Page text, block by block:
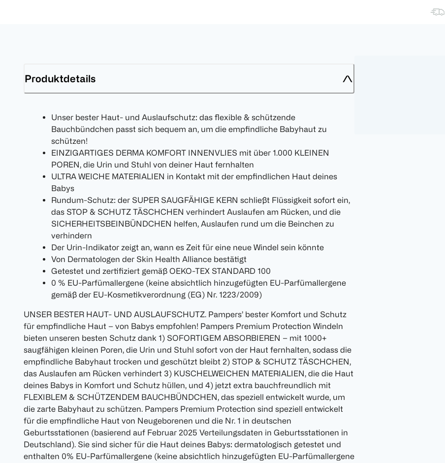
Produktdetails
Unser bester Haut- und Auslaufschutz: das flexible & schützende
Bauchbündchen passt sich bequem an, um die empfindliche Babyhaut zu
schützen!
EINZIGARTIGES DERMA KOMFORT INNENVLIES mit über 1.000 KLEINEN
POREN, die Urin und Stuhl von deiner Haut fernhalten
ULTRA WEICHE MATERIALIEN in Kontakt mit der empfindlichen Haut deines
Babys
Rundum-Schutz: der SUPER SAUGFÄHIGE KERN schließt Flüssigkeit sofort ein,
das STOP & SCHUTZ TÄSCHCHEN verhindert Auslaufen am Rücken, und die
SICHERHEITSBEINBÜNDCHEN helfen, Auslaufen rund um die Beinchen zu
verhindern
Der Urin-Indikator zeigt an, wann es Zeit für eine neue Windel sein könnte
Von Dermatologen der Skin Health Alliance bestätigt
Getestet und zertifiziert gemäß OEKO-TEX STANDARD 100
0 % EU-Parfümallergene (keine absichtlich hinzugefügten EU-Parfümallergene
gemäß der EU-Kosmetikverordnung (EG) Nr. 1223/2009)
UNSER BESTER HAUT- UND AUSLAUFSCHUTZ. Pampers’ bester Komfort und Schutz
für empfindliche Haut – von Babys empfohlen! Pampers Premium Protection Windeln
bieten unseren besten Schutz dank 1) SOFORTIGEM ABSORBIEREN – mit 1000+
saugfähigen kleinen Poren, die Urin und Stuhl sofort von der Haut fernhalten, sodass die
empfindliche Babyhaut trocken und geschützt bleibt 2) STOP & SCHUTZ TÄSCHCHEN,
das Auslaufen am Rücken verhindert 3) KUSCHELWEICHEN MATERIALIEN, die die Haut
deines Babys in Komfort und Schutz hüllen, und 4) jetzt extra bauchfreundlich mit
FLEXIBLEM & SCHÜTZENDEM BAUCHBÜNDCHEN, das speziell entwickelt wurde, um
die zarte Babyhaut zu schützen. Pampers Premium Protection sind speziell entwickelt
für die empfindliche Haut von Neugeborenen und die Nr. 1 in deutschen
Geburtsstationen (basierend auf Februar 2025 Verteilungsdaten in Geburtsstationen in
Deutschland). Sie sind sicher für die Haut deines Babys: dermatologisch getestet und
enthalten 0% EU-Parfümallergene (keine absichtlich hinzugefügten EU-Parfümallergene